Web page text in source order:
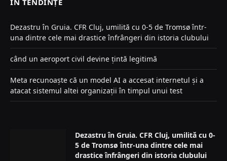
ÎN TENDINȚE
Dezastru în Gruia. CFR Cluj, umilită cu 0-5 de Tromsø într-
una dintre cele mai drastice înfrângeri din istoria clubului
când un aeroport civil devine țintă legitimă
Meta recunoaște că un model AI a accesat internetul și a
atacat sistemul altei organizații în timpul unui test
Dezastru în Gruia. CFR Cluj, umilită cu 0-
5 de Tromsø într-una dintre cele mai
drastice înfrângeri din istoria clubului